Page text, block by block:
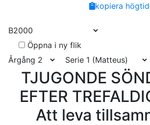
EmailCopy
kopiera
Öppna i ny flik
TJUGONDE
EFTER
Att leva